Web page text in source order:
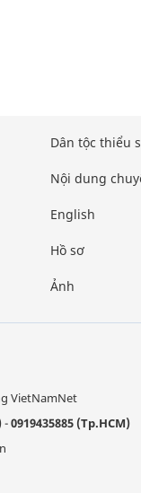
Dân tộc thiểu
Nội dung
English
Hồ sơ
Ảnh
VietNamNet
-0919435885 (Tp.HCM)